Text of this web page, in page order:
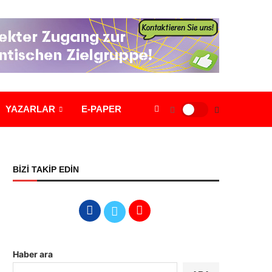
YAZARLAR E-PAPER
BİZİ TAKİP EDİN
Haber ara